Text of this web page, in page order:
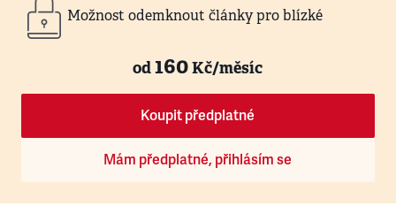
Možnost odemknout články pro blízké
od160Kč/měsíc
Koupit předplatné
Mám předplatné, přihlásím se